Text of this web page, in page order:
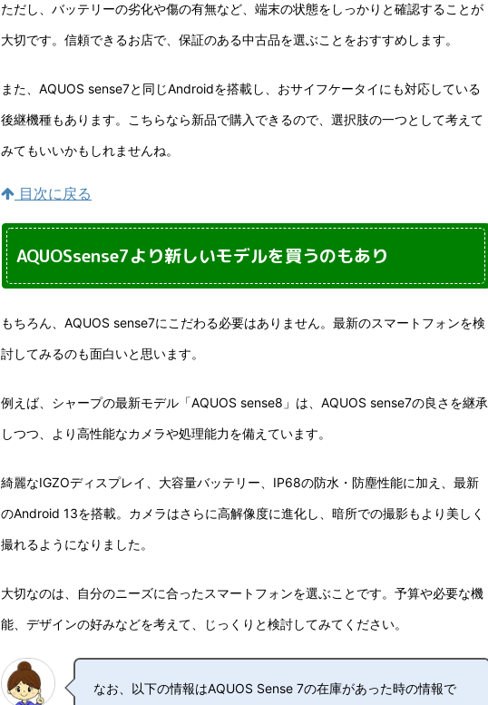
ただし、バッテリーの劣化や傷の有無など、端末の状態をしっかりと確認することが
大切です。信頼できるお店で、保証のある中古品を選ぶことをおすすめします。
また、AQUOS sense7と同じAndroidを搭載し、おサイフケータイにも対応している
後継機種もあります。こちらなら新品で購入できるので、選択肢の一つとして考えて
みてもいいかもしれませんね。
目次に戻る
AQUOSsense7より新しいモデルを買うのもあり
もちろん、AQUOS sense7にこだわる必要はありません。最新のスマートフォンを検
討してみるのも面白いと思います。
例えば、シャープの最新モデル「AQUOS sense8」は、AQUOS sense7の良さを継承
しつつ、より高性能なカメラや処理能力を備えています。
綺麗なIGZOディスプレイ、大容量バッテリー、IP68の防水・防塵性能に加え、最新
のAndroid 13を搭載。カメラはさらに高解像度に進化し、暗所での撮影もより美しく
撮れるようになりました。
大切なのは、自分のニーズに合ったスマートフォンを選ぶことです。予算や必要な機
能、デザインの好みなどを考えて、じっくりと検討してみてください。
なお、以下の情報はAQUOS Sense 7の在庫があった時の情報で